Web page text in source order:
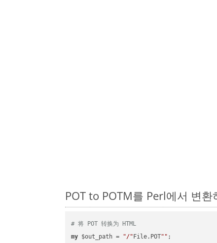
POT to POTM를 Perl에서 변
# 将 POT 转换为 HTML
my $out_path = "/" File.POT""